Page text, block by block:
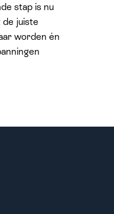
stap is nu
juiste
worden én